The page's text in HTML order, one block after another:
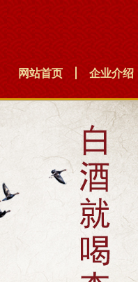
网站首页 企业介绍